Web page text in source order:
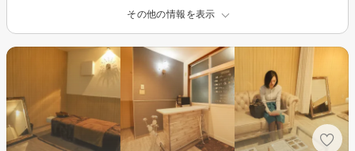
その他の情報を表示